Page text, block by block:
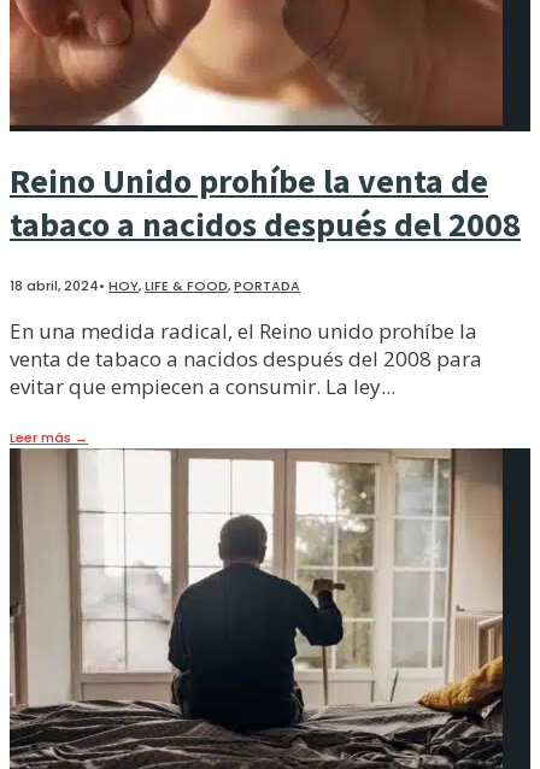
Reino Unido prohíbe la venta de
tabaco a nacidos después del 2008
18 abril, 2024• HOY,LIFE & FOOD,PORTADA
En una medida radical, el Reino unido prohíbe la
venta de tabaco a nacidos después del 2008 para
evitar que empiecen a consumir. La ley...
Leer más →